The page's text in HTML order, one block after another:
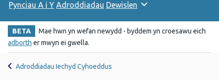
Pynciau A i Y Adroddiadau Dewislen
BETA
Mae hwn yn wefan newydd - byddem yn croesawu eich
adborth er mwyn ei gwella.
Adroddiadau Iechyd Cyhoeddus